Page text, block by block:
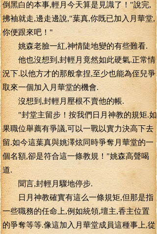
倒黑白的本事,輕月今天算是見識了！"說完,
拂袖就走,邊走邊說,"葉真,你既已加入月華堂,
你便跟來吧！"
姚森老臉一紅,神情陡地變的有些難看.
他也沒想到,封輕月竟然如此硬氣.正常情
況下.以他方才的那般拿捏,至少也能為侄兒爭
取來一個加入月華堂的機會.
沒想到,封輕月壓根不賣他的帳.
"封堂主留步！按我們日月神教的規矩.如
果職位舉薦有爭議,可以一戰以實力決高下去
留.如今這葉真與姚澤炫同時爭奪月華堂的一
個名額,卻是符合這一條教規！"姚森高聲喝
道.
聞言,封輕月驟地停步.
日月神教確實有這么一條規矩,但那是指
一些職務的任命上,例如統領,壇主,香主位置
的爭奪等等.像這加入月華堂成員這種事上,從